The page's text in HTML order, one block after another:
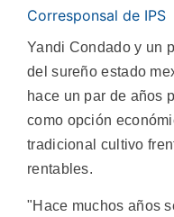
Corresponsal de IPS
Yandi Condado y un
del sureño estado
hace un par de años
como opción
tradicional cultivo
rentables.
"Hace muchos años